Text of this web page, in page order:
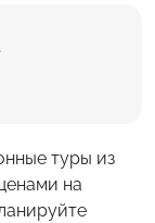
туры из
на